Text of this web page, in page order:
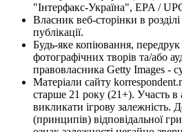
"Інтерфакс-Україна", EPA /
Власник веб-сторінки в
публікації.
Будь-яке копіювання, передрук
фотографічних творів та/або
правовласника Getty Images -
Матеріали сайту
старше 21 року (21+). Участь в
викликати ігрову залежність.
(принципів) відповідальної